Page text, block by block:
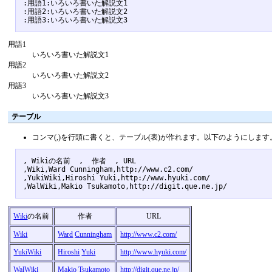
:用語1:いろいろ書いた解説文1
:用語2:いろいろ書いた解説文2
用語1
いろいろ書いた解説文1
用語2
いろいろ書いた解説文2
用語3
いろいろ書いた解説文3
テーブル
コンマ(,)を行頭に書くと、テーブル(表)が作れます。以下のようにします
, Wikiの名前  ,  作者  , URL
,Wiki,Ward Cunningham,http://www.c2.com/
,YukiWiki,Hiroshi Yuki,http://www.hyuki.com/
Wikiの名前 作者 URL
Wiki Ward Cunningham http://www.c2.com/
YukiWiki Hiroshi Yuki http://www.hyuki.com/
WalWiki Makio Tsukamoto http://digit.que.ne.jp/